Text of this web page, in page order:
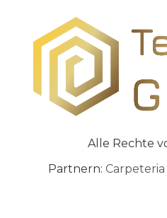
Alle Rechte
Partnern: Carpeteria